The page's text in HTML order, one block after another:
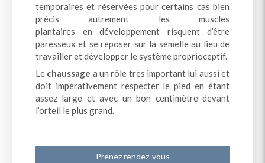
temporaires et réservées pour certains cas bien
précis autrement les muscles
plantaires en développement risquent d’être
paresseux et se reposer sur la semelle au lieu de
travailler et développer le système proprioceptif.
Le chaussage a un rôle très important lui aussi et
doit impérativement respecter le pied en étant
assez large et avec un bon centimètre devant
l’orteil le plus grand.
Prenez rendez-vous